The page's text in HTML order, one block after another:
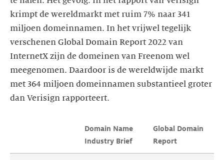
krimpt de wereldmarkt met ruim 7% naar 341
miljoen domeinnamen. In het vrijwel tegelijk
verschenen Global Domain Report 2022 van
InternetX zijn de domeinen van Freenom wel
meegenomen. Daardoor is de wereldwijde markt
met 364 miljoen domeinnamen substantieel groter
dan Verisign rapporteert.
Domain Name
Industry Brief
Global Domain
Report